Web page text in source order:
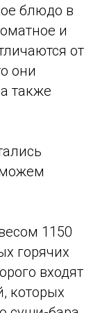
блюдо в
и
от
они
также
1150
горячих
входят
которых